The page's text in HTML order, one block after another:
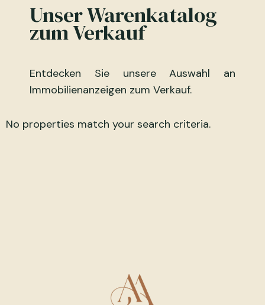
Unser Warenkatalog
zum Verkauf
Entdecken Sie unsere Auswahl an
Immobilienanzeigen zum Verkauf.
No properties match your search criteria.